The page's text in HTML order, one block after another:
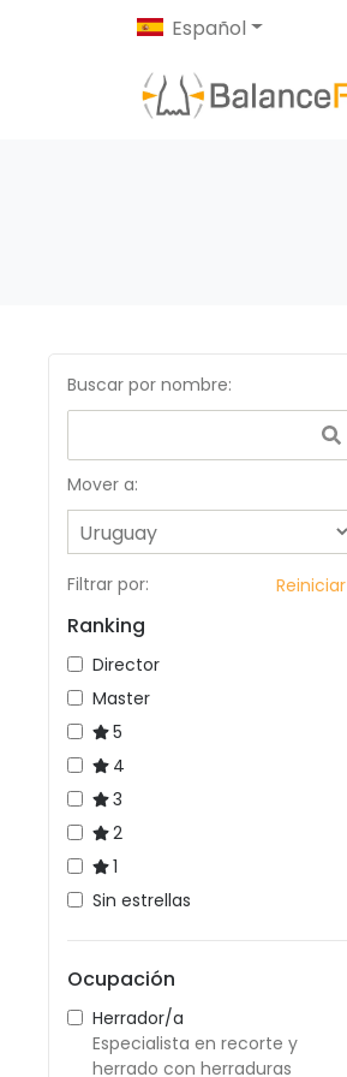
Español
Buscar por nombre:
Mover a:
Filtrar por: Reiniciar
Ranking
Director
Master
5
4
3
2
1
Sin estrellas
Ocupación
Herrador/a
Especialista en recorte y
herrado con herraduras